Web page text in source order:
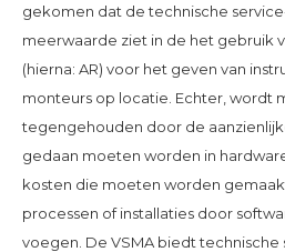
gekomen dat de technische
meerwaarde ziet in de het gebruik
(hierna: AR) voor het geven van
monteurs op locatie. Echter, wordt
tegengehouden door de
gedaan moeten worden in
kosten die moeten worden
processen of installaties door
voegen. De VSMA biedt technische